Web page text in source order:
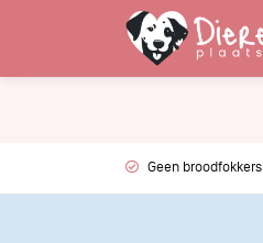
Geen broodfokkers